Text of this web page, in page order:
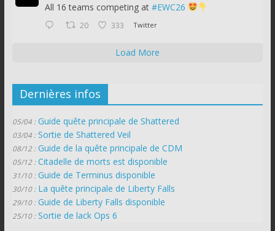
All 16 teams competing at #EWC26
20 333 Twitter
Load More
Dernières infos
05/04 : Guide quête principale de Shattered
03/04 : Sortie de Shattered Veil
08/12 : Guide de la quête principale de CDM
05/12 : Citadelle de morts est disponible
31/10 : Guide de Terminus disponible
30/10 : La quête principale de Liberty Falls
29/10 : Guide de Liberty Falls disponible
25/10 : Sortie de lack Ops 6